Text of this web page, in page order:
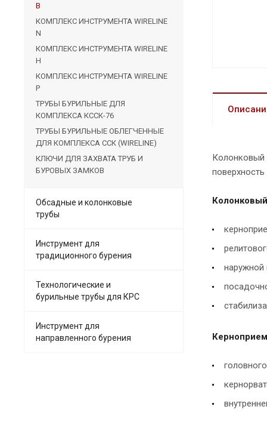
Колонковый
наружной
B
КОМПЛЕКС ИНСТРУМЕНТА WIRELINE
N
КОМПЛЕКС ИНСТРУМЕНТА WIRELINE
H
КОМПЛЕКС ИНСТРУМЕНТА WIRELINE
P
ТРУБЫ БУРИЛЬНЫЕ ДЛЯ
КОМПЛЕКСА КССК-76
ТРУБЫ БУРИЛЬНЫЕ ОБЛЕГЧЕННЫЕ
ДЛЯ КОМПЛЕКСА ССК (WIRELINE)
КЛЮЧИ ДЛЯ ЗАХВАТА ТРУБ И
БУРОВЫХ ЗАМКОВ
Обсадные и колонковые
трубы
Инструмент для
традиционного бурения
Технологические и
бурильные трубы для КРС
Инструмент для
направленного бурения